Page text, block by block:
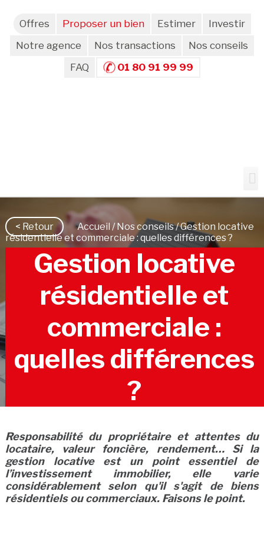
Offres Proposer un bien Estimer
Investir
Notre agence
Nos transactions
Nos conseils
FAQ
01 80 91 99 99
< Retour Accueil /Nos conseils/ Gestion locative
résidentielle et commerciale : quelles différences ?
Gestion locative
résidentielle et
commerciale :
quelles différences
?
Responsabilité du propriétaire et attentes du
locataire, valeur foncière, rendement… Si la
gestion locative est un point essentiel de
l’investissement immobilier, elle varie
considérablement selon qu'il s'agit de biens
résidentiels ou commerciaux. Faisons le point.